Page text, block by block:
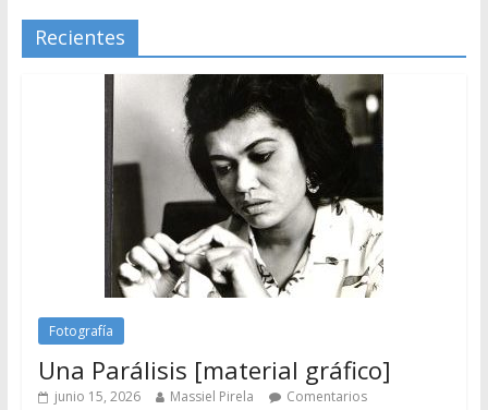
Recientes
Fotografía
Una Parálisis [material gráfico]
junio 15, 2026 Massiel Pirela Comentarios